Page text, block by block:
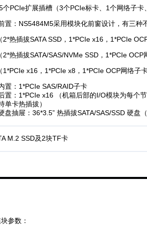
个PCIe扩展插槽（3个PCIe标卡、1个网络子卡
置：NS5484M5采用模块化前窗设计，有三种
2*热插拔SATA SSD，1*PCIe x16，1*PCIe
2*热插拔SATA/SAS/NVMe SSD，1*PCIe OCP
1*PCIe x16，1*PCIe x8，1*PCIe OCP网络子
置：1*PCIe SAS/RAID子卡
置：1*PCIe x16 （机箱后部的I/O模块为每个
单卡热插拔）
盘抽屉：36*3.5” 热插拔SATA/SAS/SSD 硬盘
M.2 SSD及2块TF卡
参数：